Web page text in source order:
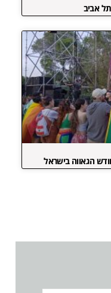
אביב
הגאווה בישראל